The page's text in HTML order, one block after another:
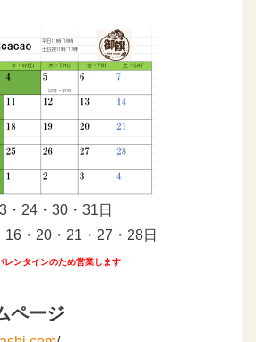
24・30・31日
・20・21・27・28日
ンタインのため営業します
ページ